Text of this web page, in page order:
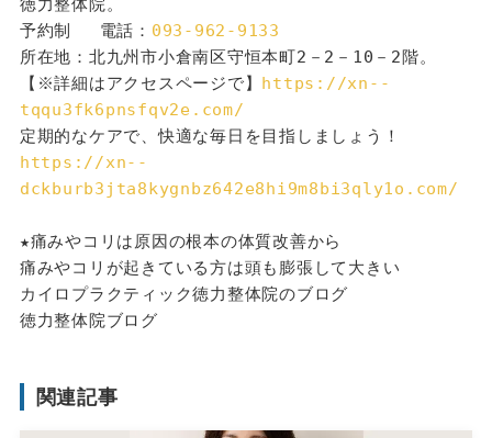
徳力整体院。
予約制 　電話： 093-962-9133
所在地：北九州市小倉南区守恒本町2－2－10－2階。
【※詳細はアクセスページで】 https://xn--
tqqu3fk6pnsfqv2e.com/
定期的なケアで、快適な毎日を目指しましょう！
https://xn--
dckburb3jta8kygnbz642e8hi9m8bi3qly1o.com/
★痛みやコリは原因の根本の体質改善から
痛みやコリが起きている方は頭も膨張して大きい
カイロプラクティック徳力整体院のブログ
徳力整体院ブログ
関連記事